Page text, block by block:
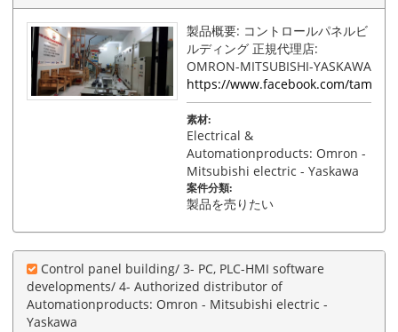
製品概要: コントロールパネルビ
ルディング 正規代理店:
OMRON-MITSUBISHI-YASKAWA
https://www.facebook.com/
素材:
Electrical &
Automationproducts: Omron -
Mitsubishi electric - Yaskawa
案件分類:
製品を売りたい
Control panel building/ 3- PC, PLC-HMI software
developments/ 4- Authorized distributor of
Automationproducts: Omron - Mitsubishi electric -
Yaskawa